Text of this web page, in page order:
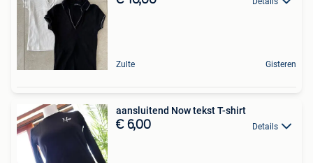
Zulte Gisteren
aansluitend Now tekst T-shirt
€ 6,00 Details